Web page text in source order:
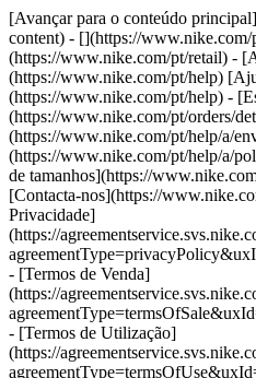
[Avançar para o conteúdo
content) - [](https://www.nike.com/
(https://www.nike.com/pt/retail) -
(https://www.nike.com/pt/help)
(https://www.nike.com/pt/help) -
(https://www.nike.com/pt/orders/
(https://www.nike.com/pt/help/a/
(https://www.nike.com/pt/help/a/
de tamanhos](https://
[Contacta-nos](https://
Privacidade]
(https://
- [Termos de Venda]
(https://
- [Termos de Utilização]
(https://